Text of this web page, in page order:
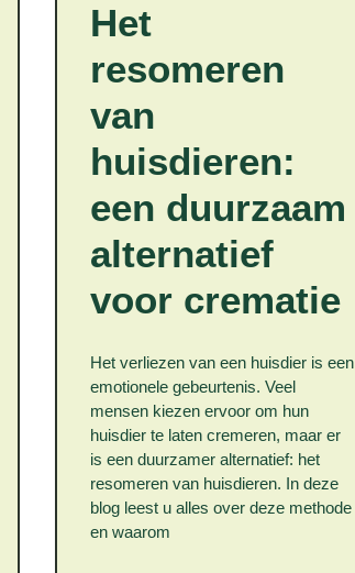
Het
resomeren
van
huisdieren:
een duurzaam
alternatief
voor crematie
Het verliezen van een huisdier is een
emotionele gebeurtenis. Veel
mensen kiezen ervoor om hun
huisdier te laten cremeren, maar er
is een duurzamer alternatief: het
resomeren van huisdieren. In deze
blog leest u alles over deze methode
en waarom